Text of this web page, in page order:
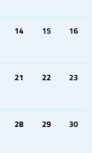
14 15 16
21 22 23
28 29 30